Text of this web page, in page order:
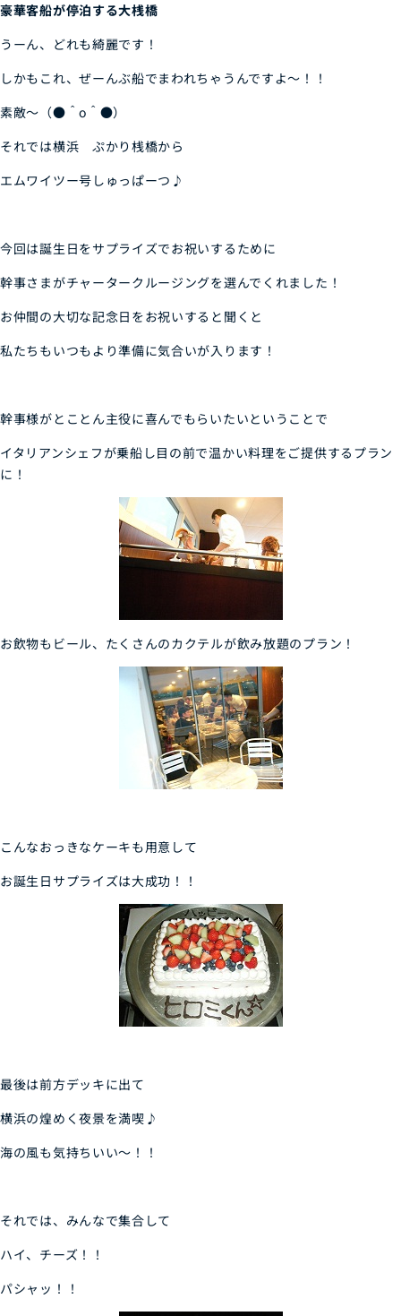
豪華客船が停泊する大桟橋
うーん、どれも綺麗です！
しかもこれ、ぜーんぶ船でまわれちゃうんですよ～！！
素敵～（●＾o＾●）
それでは横浜 ぷかり桟橋から
エムワイツー号しゅっぱーつ♪
今回は誕生日をサプライズでお祝いするために
幹事さまがチャータークルージングを選んでくれました！
お仲間の大切な記念日をお祝いすると聞くと
私たちもいつもより準備に気合いが入ります！
幹事様がとことん主役に喜んでもらいたいということで
イタリアンシェフが乗船し目の前で温かい料理をご提供するプラン
に！
お飲物もビール、たくさんのカクテルが飲み放題のプラン！
こんなおっきなケーキも用意して
お誕生日サプライズは大成功！！
最後は前方デッキに出て
横浜の煌めく夜景を満喫♪
海の風も気持ちいい～！！
それでは、みんなで集合して
ハイ、チーズ！！
パシャッ！！